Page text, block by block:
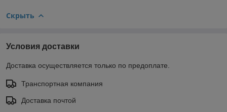
Скрыть
Условия доставки
Доставка осуществляется только по предоплате.
Транспортная компания
Доставка почтой